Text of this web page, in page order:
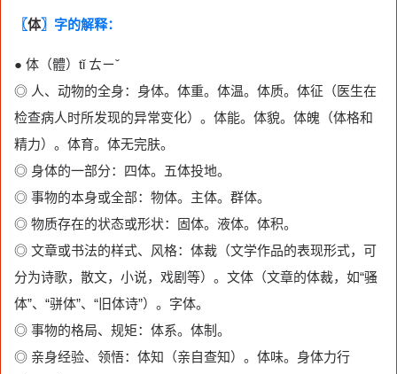
〖体〗字的解释：
● 体（體）tǐ ㄊㄧˇ
◎ 人、动物的全身：身体。体重。体温。体质。体征（医生在
检查病人时所发现的异常变化）。体能。体貌。体魄（体格和
精力）。体育。体无完肤。
◎ 身体的一部分：四体。五体投地。
◎ 事物的本身或全部：物体。主体。群体。
◎ 物质存在的状态或形状：固体。液体。体积。
◎ 文章或书法的样式、风格：体裁（文学作品的表现形式，可
分为诗歌，散文，小说，戏剧等）。文体（文章的体裁，如“骚
体”、“骈体”、“旧体诗”）。字体。
◎ 事物的格局、规矩：体系。体制。
◎ 亲身经验、领悟：体知（亲自查知）。体味。身体力行